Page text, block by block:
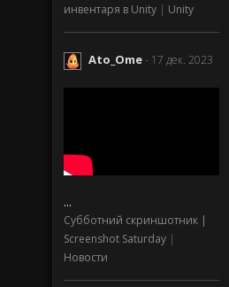
инвентаря в Unity | Unity
Ato_Ome- 17 дек. 2023
...
Субботний скриншотник |
Screenshot Saturday |
Новости